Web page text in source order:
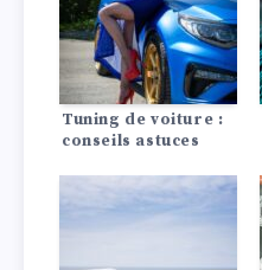
Tuning de voiture :
conseils astuces